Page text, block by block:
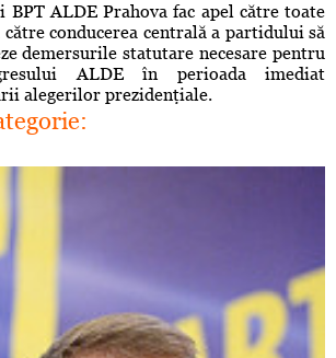
BPT ALDE Prahova fac apel către toate
conducerea centrală a partidului să
demersurile statutare necesare pentru
ALDE în perioada imediat
alegerilor prezidenţiale.